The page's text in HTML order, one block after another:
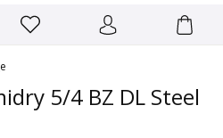
5/4 BZ DL Steel